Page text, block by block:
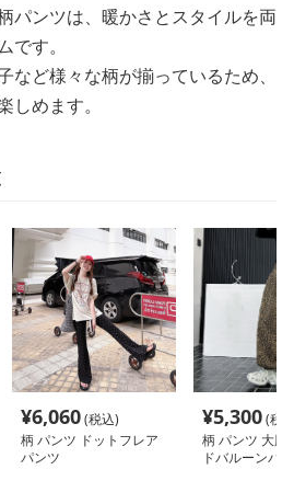
パンツは、暖かさとスタイルを両
です。
など様々な柄が揃っているため、
しめます。
¥6,060(税込)
柄 パンツ ドットフレア
パンツ
¥5,300(税
柄 パンツ 大胆
ドバルーンパ